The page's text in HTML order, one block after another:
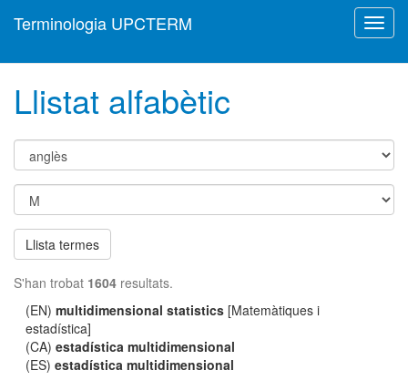
Terminologia UPCTERM
Llistat alfabètic
Llista termes
S'han trobat 1604 resultats.
(EN)multidimensional statistics [Matemàtiques i
estadística]
(CA)estadística multidimensional
(ES)estadística multidimensional